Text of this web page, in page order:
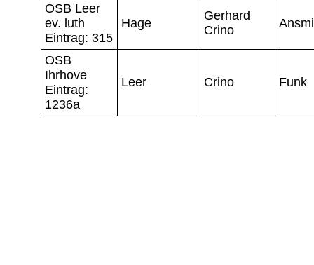
OSB Leer
ev. luth
Eintrag: 315
Hage
Gerhard
Crino
OSB
Ihrhove
Eintrag:
1236a
Leer Crino Funk